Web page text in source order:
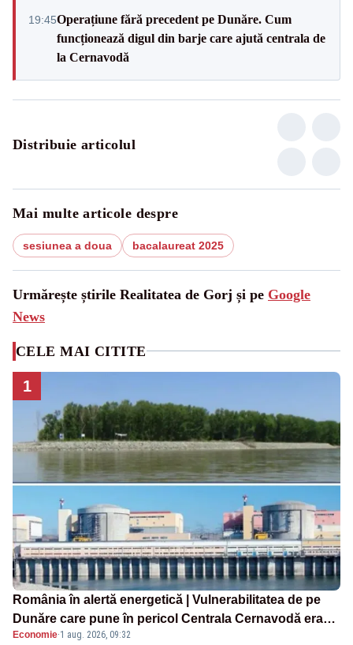
19:45Operațiune fără precedent pe Dunăre. Cum
funcționează digul din barje care ajută centrala de
la Cernavodă
Distribuie articolul
Mai multe articole despre
sesiunea a doua bacalaureat 2025
Urmărește știrile Realitatea de Gorj și pe Google
News
CELE MAI CITITE
1
România în alertă energetică | Vulnerabilitatea de pe
Dunăre care pune în pericol Centrala Cernavodă era
cunoscută de pe vremea lui Ceaușescu
Economie·1 aug. 2026, 09:32